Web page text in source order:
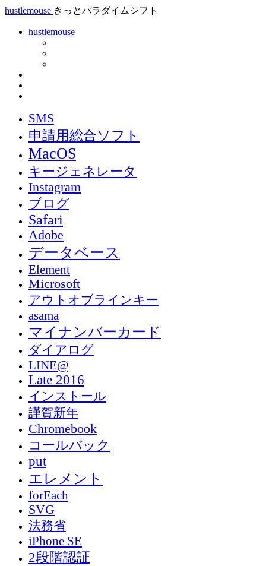
hustlemouse きっとパラダイムシフト
hustlemouse
SMS
申請用総合ソフト
MacOS
キージェネレータ
Instagram
ブログ
Safari
Adobe
データベース
Element
Microsoft
アウトオブラインキー
asama
マイナンバーカード
ダイアログ
LINE@
Late 2016
インストール
謹賀新年
Chromebook
コールバック
put
エレメント
forEach
SVG
法務省
iPhone SE
2段階認証